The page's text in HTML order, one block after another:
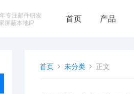
专注邮件研发
屏蔽本地IP
首页 产品
首页 未分类 正文